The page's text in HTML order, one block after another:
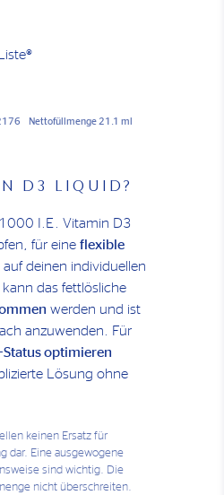
Nettofüllmenge 21.1 ml
D3 LIQUID?
I.E. Vitamin D3
für eine flexible
auf deinen individuellen
kann das fettlösliche
werden und ist
anzuwenden. Für
optimieren
Lösung ohne
keinen Ersatz für
dar. Eine ausgewogene
sind wichtig. Die
nicht überschreiten.